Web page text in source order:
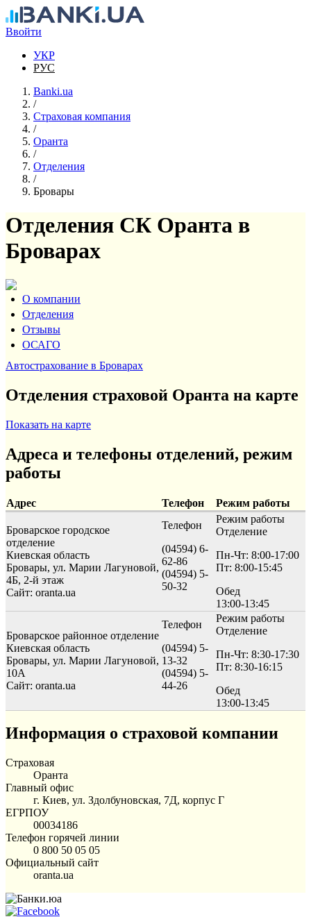
Перейти к основному содержанию
Ввойти
УКР
РУС
Banki.ua
/
Страховая компания
/
Оранта
/
Отделения
/
Бровары
Отделения СК Оранта в
Броварах
О компании
Отделения
Отзывы
ОСАГО
Автострахование в Броварах
Отделения страховой Оранта на карте
Показать на карте
Адреса и телефоны отделений, режим
работы
Адрес Телефон Режим работы
Броварское городское
отделение
Киевская область
Бровары, ул. Марии Лагуновой,
4Б, 2-й этаж
Сайт: oranta.ua
Телефон
(04594) 6-
62-86
(04594) 5-
50-32
Режим работы
Отделение
Пн-Чт: 8:00-17:00
Пт: 8:00-15:45
Обед
13:00-13:45
Броварское районное отделение
Киевская область
Бровары, ул. Марии Лагуновой,
10А
Сайт: oranta.ua
Телефон
(04594) 5-
13-32
(04594) 5-
44-26
Режим работы
Отделение
Пн-Чт: 8:30-17:30
Пт: 8:30-16:15
Обед
13:00-13:45
Информация о страховой компании
Страховая
Оранта
Главный офис
г. Киев, ул. Здолбуновская, 7Д, корпус Г
ЕГРПОУ
00034186
Телефон горячей линии
0 800 50 05 05
Официальный сайт
oranta.ua